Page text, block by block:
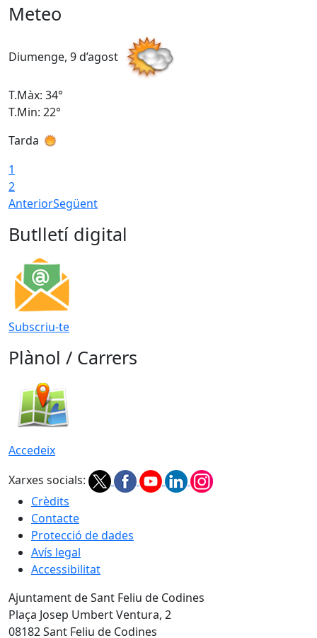
Meteo
Diumenge, 9 d’agost
T.Màx: 34°
T.Min: 22°
Tarda
1
2
AnteriorSegüent
Butlletí digital
Subscriu-te
Plànol / Carrers
Accedeix
Xarxes socials:
Crèdits
Contacte
Protecció de dades
Avís legal
Accessibilitat
Ajuntament de Sant Feliu de Codines
Plaça Josep Umbert Ventura, 2
08182 Sant Feliu de Codines